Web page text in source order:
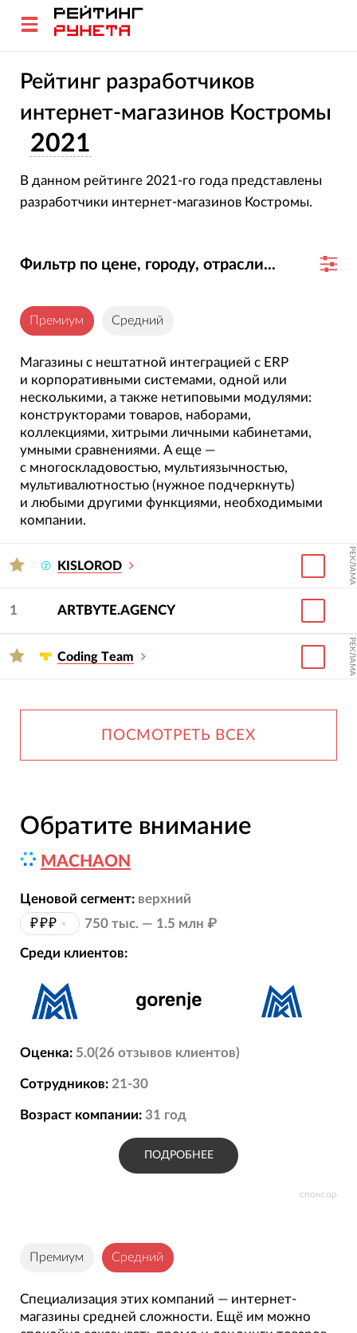
Рейтинг разработчиков
интернет-магазинов Костромы
2021
В данном рейтинге 2021-го года представлены
разработчики интернет-магазинов Костромы.
Фильтр по цене, городу, отрасли...
Премиум Средний
Магазины с нештатной интеграцией с ERP
и корпоративными системами, одной или
несколькими, а также нетиповыми модулями:
конструкторами товаров, наборами,
коллекциями, хитрыми личными кабинетами,
умными сравнениями. А еще —
с многоскладовостью, мультиязычностью,
мультивалютностью (нужное подчеркнуть)
и любыми другими функциями, необходимыми
компании.
KISLOROD РЕКЛАМА
1 ARTBYTE.AGENCY
Сoding Тeam РЕКЛАМА
ПОСМОТРЕТЬ ВСЕХ
спонсор
Обратите внимание
MACHAON
Ценовой сегмент: верхний
₽₽₽ • 750 тыс. — 1.5 млн ₽
Среди клиентов:
Оценка: 5.0(26 отзывов клиентов)
Сотрудников: 21-30
Возраст компании: 31 год
ПОДРОБНЕЕ
Премиум Средний
Специализация этих компаний — интернет-
магазины средней сложности. Ещё им можно